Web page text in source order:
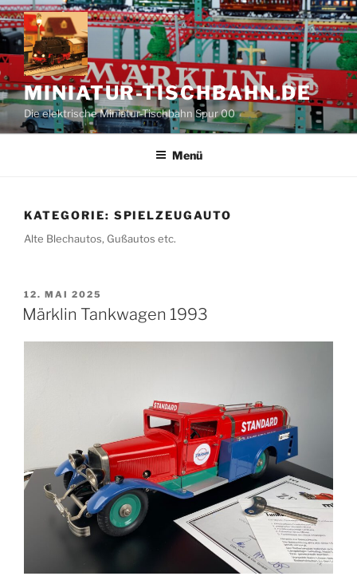
Zum
Inhalt
springen
MINIATUR-TISCHBAHN.DE
Die elektrische Miniatur-Tischbahn Spur 00
Menü
KATEGORIE: SPIELZEUGAUTO
Alte Blechautos, Gußautos etc.
VERÖFFENTLICHT
AM
12. MAI 2025
Märklin Tankwagen 1993